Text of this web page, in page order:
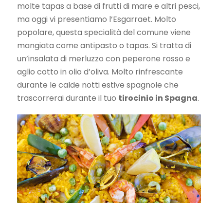
molte tapas a base di frutti di mare e altri pesci,
ma oggi vi presentiamo l’Esgarraet. Molto
popolare, questa specialità del comune viene
mangiata come antipasto o tapas. Si tratta di
un’insalata di merluzzo con peperone rosso e
aglio cotto in olio d’oliva. Molto rinfrescante
durante le calde notti estive spagnole che
trascorrerai durante il tuo tirocinio in Spagna.